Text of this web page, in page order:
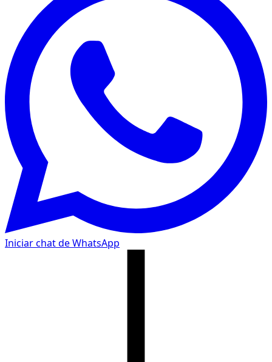
Iniciar chat de WhatsApp